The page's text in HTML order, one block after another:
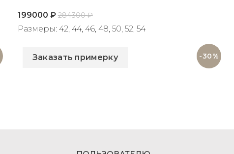
-30%
199000 ₽ 284300₽
Размеры: 42, 44, 46, 48, 50, 52, 54
Заказать примерку